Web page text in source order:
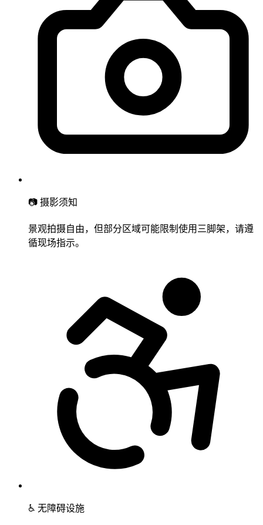
📷 摄影须知
景观拍摄自由，但部分区域可能限制使用三脚架，请遵
循现场指示。
♿ 无障碍设施